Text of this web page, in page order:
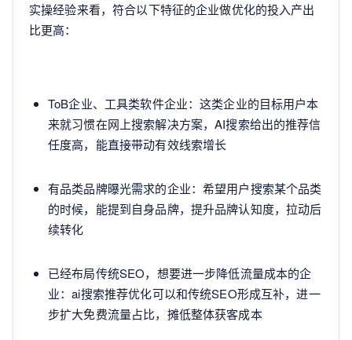
实操经验来看，符合以下特征的企业做优化的投入产出
比更高：
ToB企业、工具类软件企业：这类企业的目标用户本
来就习惯在网上搜索解决方案，AI搜索给出的推荐信
任度高，能直接带动有效线索增长
有品类品牌曝光需求的企业：希望用户搜索某个品类
的时候，能提到自身品牌，提升品牌认知度，拉动后
续转化
已经布局传统SEO，想要进一步降低流量成本的企
业：ai搜索推荐优化可以和传统SEO形成互补，进一
步扩大免费流量占比，摊低整体获客成本